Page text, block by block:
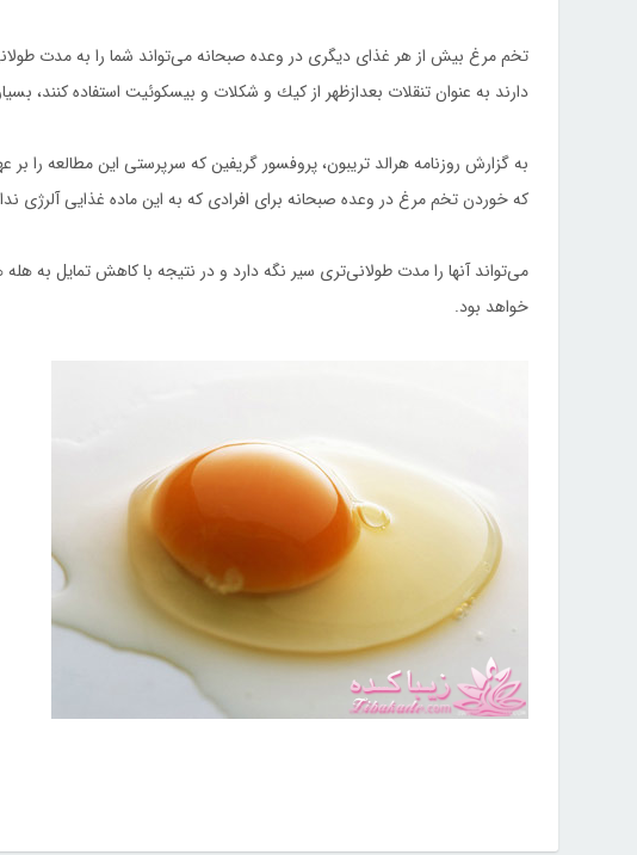
تخم مرغ بیش از هر غذای دیگری در وعده صبحانه می‌تواند شما را به مدت
دارند به عنوان تنقلات بعدازظهر از كیك و شكلات و بیسكوئیت استفاده كنند،
به گزارش روزنامه هرالد تریبون، پروفسور گریفین كه سرپرستی این مطالعه را بر
كه خوردن تخم مرغ در وعده صبحانه برای افرادی كه به این ماده غذایی آلرژی
می‌تواند آنها را مدت طولانی‌تری سیر نگه دارد و در نتیجه با كاهش تمایل به
خواهد بود.